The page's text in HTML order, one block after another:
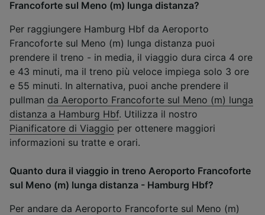
Francoforte sul Meno (m) lunga distanza?
Per raggiungere Hamburg Hbf da Aeroporto
Francoforte sul Meno (m) lunga distanza puoi
prendere il treno - in media, il viaggio dura circa 4 ore
e 43 minuti, ma il treno più veloce impiega solo 3 ore
e 55 minuti. In alternativa, puoi anche prendere il
pullman da Aeroporto Francoforte sul Meno (m) lunga
distanza a Hamburg Hbf. Utilizza il nostro
Pianificatore di Viaggio per ottenere maggiori
informazioni su tratte e orari.
Quanto dura il viaggio in treno Aeroporto Francoforte
sul Meno (m) lunga distanza - Hamburg Hbf?
Per andare da Aeroporto Francoforte sul Meno (m)